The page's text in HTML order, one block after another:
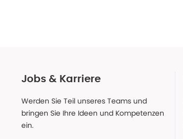
Jobs & Karriere
Werden Sie Teil unseres Teams und
bringen Sie Ihre Ideen und Kompetenzen
ein.